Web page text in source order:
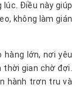
lúc. Điều này giúp
không làm gián
lớn, nơi yêu
thời gian chờ đợi.
hành trơn tru và